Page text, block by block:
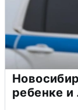
ребенке и